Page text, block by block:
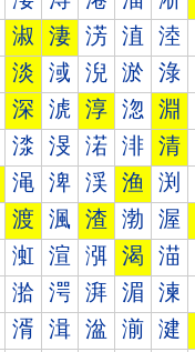
淑 淒 淓 淔 淕
淡 淢 淣 淤 淥
深 淲 淳 淴 淵
渁 渂 渃 渄 清
渑 渒 渓 渔 渕
渡 渢 渣 渤 渥
渱 渲 渳 渴 渵
湁 湂 湃 湄 湅
湑 湒 湓 湔 湕